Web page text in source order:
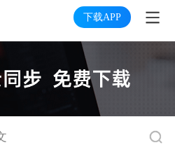
下载APP